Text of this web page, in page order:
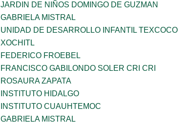
JARDIN DE NIÑOS DOMINGO DE GUZMAN
GABRIELA MISTRAL
UNIDAD DE DESARROLLO INFANTIL TEXCOCO
XOCHITL
FEDERICO FROEBEL
FRANCISCO GABILONDO SOLER CRI CRI
ROSAURA ZAPATA
INSTITUTO HIDALGO
INSTITUTO CUAUHTEMOC
GABRIELA MISTRAL